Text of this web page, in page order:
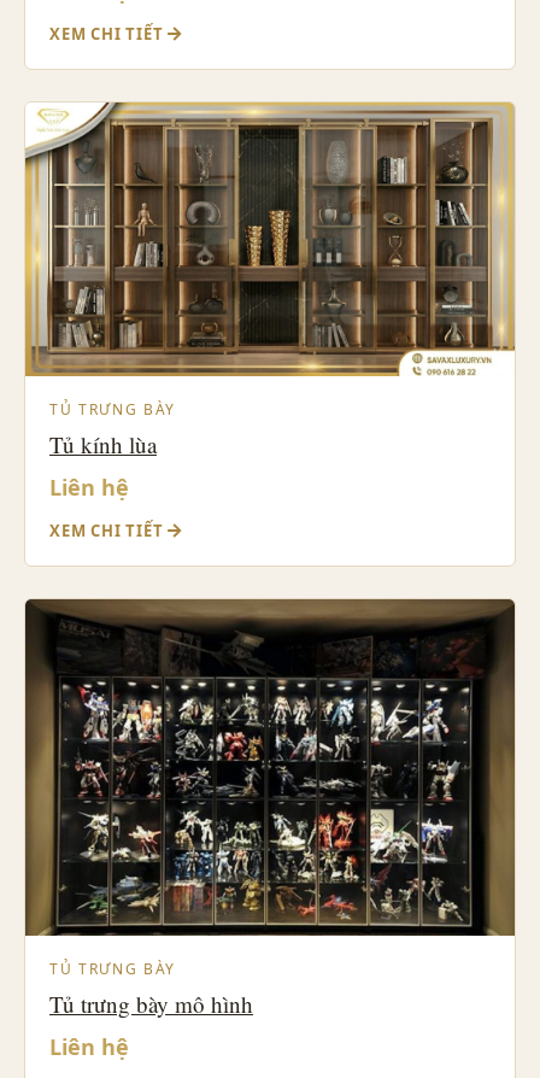
XEM CHI TIẾT
TỦ TRƯNG BÀY
Tủ kính lùa
Liên hệ
XEM CHI TIẾT
TỦ TRƯNG BÀY
Tủ trưng bày mô hình
Liên hệ